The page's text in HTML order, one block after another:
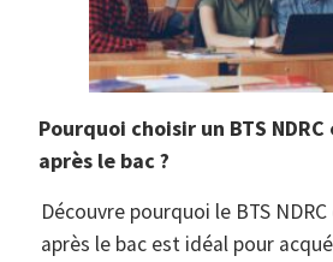
Pourquoi choisir un BTS
après le bac ?
Découvre pourquoi le BTS
après le bac est idéal pour